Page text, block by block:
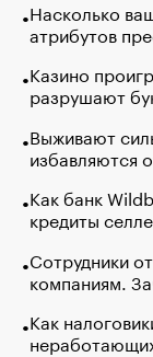
Насколько
атрибутов
Казино
разрушают
Выживают
избавляются
Как банк
кредиты
Сотрудники
компаниям.
Как